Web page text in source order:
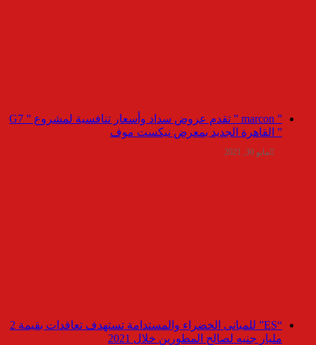
” marcon ” تقدم عروض سداد وأسعار تنافسية لمشروع ” G7
” القاهرة الجديد بمعرض نيكست موف
مايو 30, 2021
“ES” للمبانى الخضراء والمستدامة تستهدف تعاقدات بقيمة 2
مليار جنيه لصالح المطورين خلال 2021